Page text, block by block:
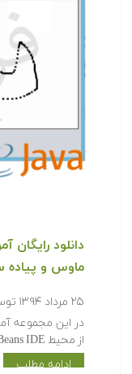
دانلود
ماوس و پیاده
۲۵ مرداد ۱۳۹۴
از محیط NetBeans IDE (نسخه ۸٫۰٫۲) برای پیاده…
ادامه مطلب